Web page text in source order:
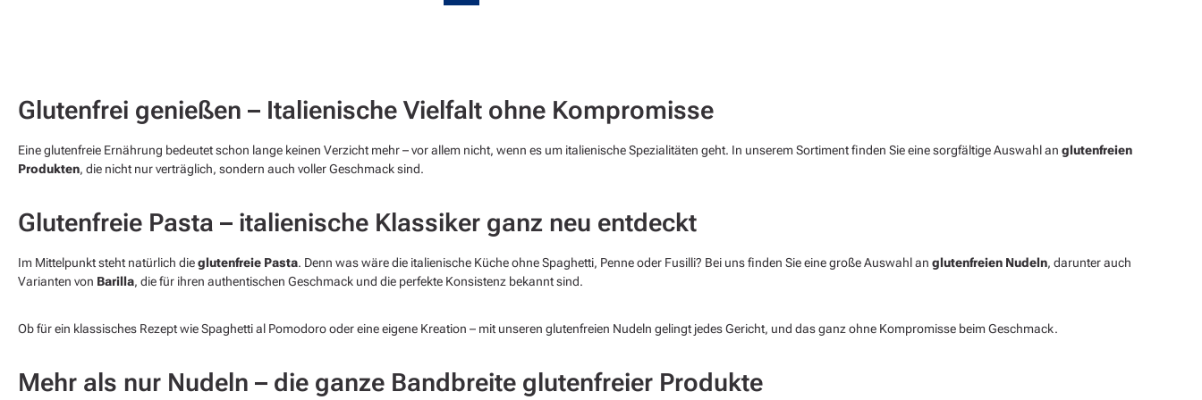
Glutenfrei genießen – Italienische Vielfalt ohne Kompromisse
Eine glutenfreie Ernährung bedeutet schon lange keinen Verzicht mehr – vor allem nicht, wenn es um italienische Spezialitäten geht. In unserem Sortiment finden Sie eine sorgfältige Auswahl an glutenfreien
Produkten, die nicht nur verträglich, sondern auch voller Geschmack sind.
Glutenfreie Pasta – italienische Klassiker ganz neu entdeckt
Im Mittelpunkt steht natürlich dieglutenfreie Pasta. Denn was wäre die italienische Küche ohne Spaghetti, Penne oder Fusilli? Bei uns finden Sie eine große Auswahl an glutenfreien Nudeln, darunter auch
Varianten von Barilla, die für ihren authentischen Geschmack und die perfekte Konsistenz bekannt sind.
Ob für ein klassisches Rezept wie Spaghetti al Pomodoro oder eine eigene Kreation – mit unseren glutenfreien Nudeln gelingt jedes Gericht, und das ganz ohne Kompromisse beim Geschmack.
Mehr als nur Nudeln – die ganze Bandbreite glutenfreier Produkte